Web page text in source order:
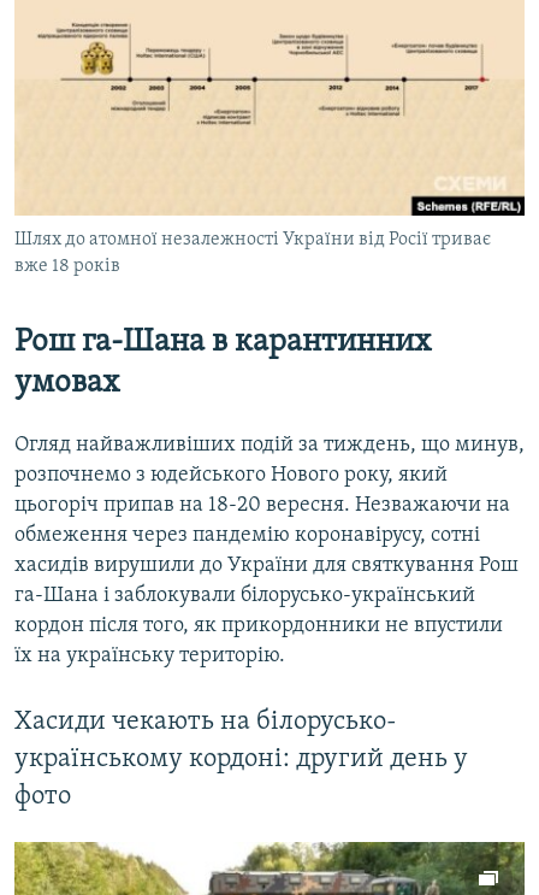
ФОТО
СПЕЦПРОЄКТИ
ПОДКАСТИ
РУС
УКР
Усі сайти RFE/RL
Шлях до атомної незалежності України від Росії триває
вже 18 років
Рош га-Шана в карантинних
умовах
Огляд найважливіших подій за тиждень, що минув,
розпочнемо з юдейського Нового року, який
цьогоріч припав на 18-20 вересня. Незважаючи на
обмеження через пандемію коронавірусу, сотні
хасидів вирушили до України для святкування Рош
га-Шана і заблокували білорусько-український
кордон після того, як прикордонники не впустили
їх на українську територію.
Хасиди чекають на білорусько-
українському кордоні: другий день у
фото